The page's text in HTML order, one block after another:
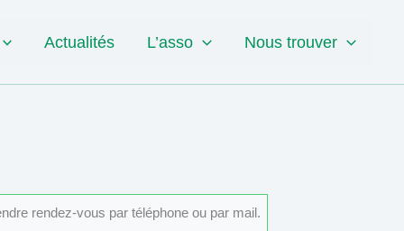
Actualités L’asso Nous trouver
rendez-vous par téléphone ou par mail.